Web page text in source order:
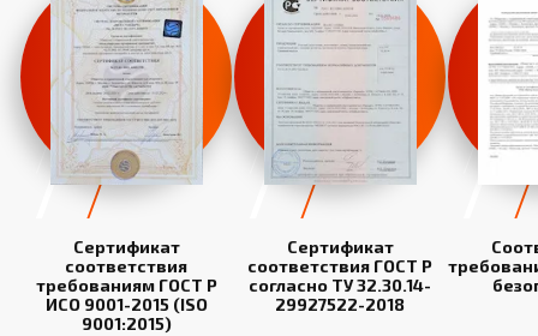
Сертификат
соответствия
требованиям ГОСТ Р
ИСО 9001-2015 (ISO
9001:2015)
Сертификат
соответствия ГОСТ Р
согласно ТУ 32.30.14-
29927522-2018